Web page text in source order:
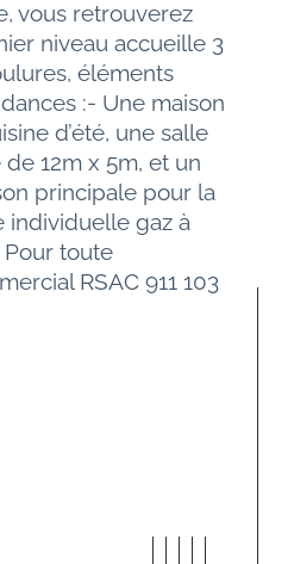
vous retrouverez
niveau accueille 3
éléments
:- Une maison
d’été, une salle
12m x 5m, et un
principale pour la
individuelle gaz à
Pour toute
RSAC 911 103